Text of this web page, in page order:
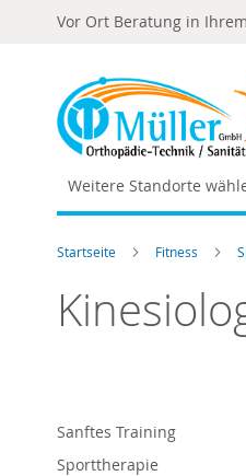
Vor Ort Beratung in
Weitere Standorte
Startseite Fitness
Sanftes Training
Sporttherapie